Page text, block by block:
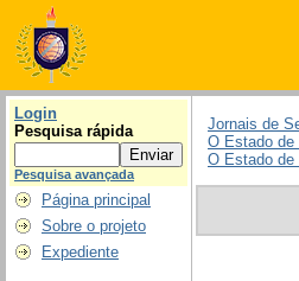
Login
Pesquisa rápida
Pesquisa avançada
Página principal
Sobre o projeto
Expediente
Jornais de
O Estado de
O Estado de